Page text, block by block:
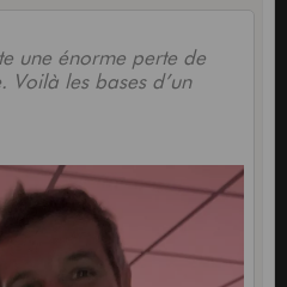
une énorme perte de
Voilà les bases d’un